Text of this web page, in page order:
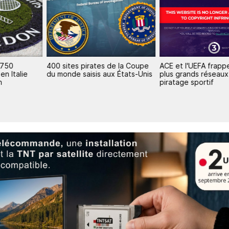
400 sites pirates de la Coupe
du monde saisis aux États-Unis
ACE et l'UEFA frappent un
plus grands réseaux de
piratage sportif